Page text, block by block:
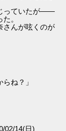
っていたが――
。
んが呟くのが
ね？」
02/14(日)